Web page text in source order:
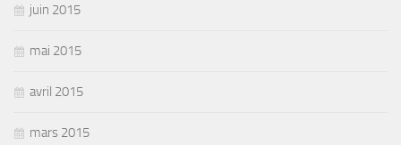
juin 2015
mai 2015
avril 2015
mars 2015